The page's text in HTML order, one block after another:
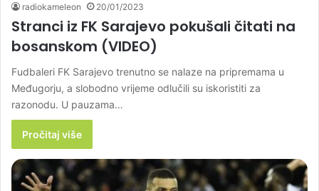
radiokameleon 20/01/2023
Stranci iz FK Sarajevo pokušali čitati na
bosanskom (VIDEO)
Fudbaleri FK Sarajevo trenutno se nalaze na pripremama u
Međugorju, a slobodno vrijeme odlučili su iskoristiti za
razonodu. U pauzama…
Pročitaj više